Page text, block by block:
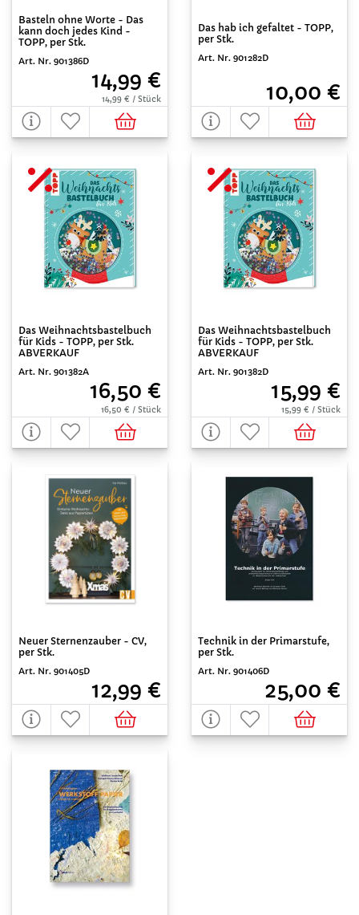
Basteln ohne Worte - Das
kann doch jedes Kind -
TOPP, per Stk.
Art. Nr. 901386D
14,99 €
14,99 € / Stück
Das hab ich gefaltet - TOPP,
per Stk.
Art. Nr. 901282D
10,00 €
Das Weihnachtsbastelbuch
für Kids - TOPP, per Stk.
ABVERKAUF
Art. Nr. 901382A
16,50 €
16,50 € / Stück
Das Weihnachtsbastelbuch
für Kids - TOPP, per Stk.
ABVERKAUF
Art. Nr. 901382D
15,99 €
15,99 € / Stück
Neuer Sternenzauber - CV,
per Stk.
Art. Nr. 901405D
12,99 €
Technik in der Primarstufe,
per Stk.
Art. Nr. 901406D
25,00 €